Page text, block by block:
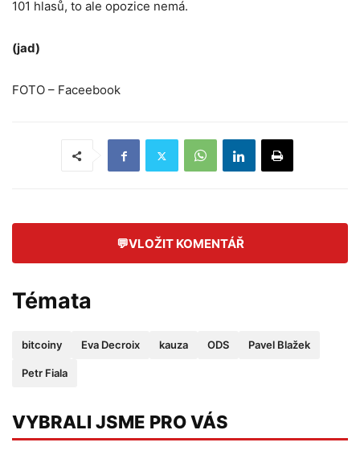
101 hlasů, to ale opozice nemá.
(jad)
FOTO – Faceebook
💬VLOŽIT KOMENTÁŘ
Témata
bitcoiny Eva Decroix kauza ODS Pavel Blažek
Petr Fiala
VYBRALI JSME PRO VÁS